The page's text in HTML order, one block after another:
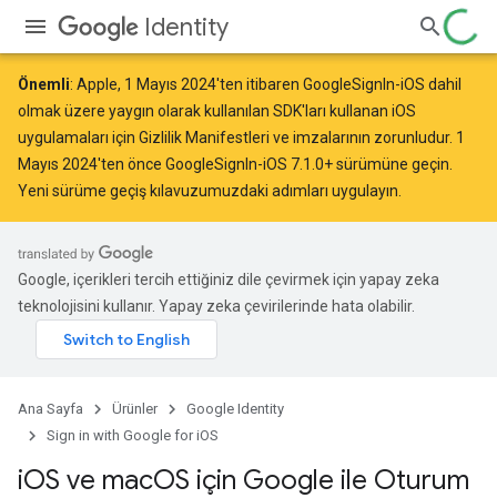
Identity
Önemli: Apple, 1 Mayıs 2024'ten itibaren GoogleSignIn-iOS dahil
olmak üzere yaygın olarak kullanılan SDK'ları kullanan iOS
uygulamaları için Gizlilik Manifestleri ve imzalarının zorunludur. 1
Mayıs 2024'ten önce GoogleSignIn-iOS 7.1.0+ sürümüne geçin.
Yeni sürüme geçiş kılavuzumuzdaki adımları uygulayın.
Google, içerikleri tercih ettiğiniz dile çevirmek için yapay zeka
teknolojisini kullanır. Yapay zeka çevirilerinde hata olabilir.
Ana Sayfa Ürünler
Google Identity
Sign in with Google for iOS
iOS ve macOS için Google ile Oturum